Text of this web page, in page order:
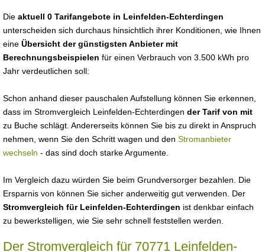
Die aktuell 0 Tarifangebote in Leinfelden-Echterdingen
unterscheiden sich durchaus hinsichtlich ihrer Konditionen, wie Ihnen
eine Übersicht der günstigsten Anbieter mit
Berechnungsbeispielen für einen Verbrauch von 3.500 kWh pro
Jahr verdeutlichen soll:
Schon anhand dieser pauschalen Aufstellung können Sie erkennen,
dass im Stromvergleich Leinfelden-Echterdingen der Tarif von mit
zu Buche schlägt. Andererseits können Sie bis zu direkt in Anspruch
nehmen, wenn Sie den Schritt wagen und den Stromanbieter
wechseln - das sind doch starke Argumente.
Im Vergleich dazu würden Sie beim Grundversorger bezahlen. Die
Ersparnis von können Sie sicher anderweitig gut verwenden. Der
Stromvergleich für Leinfelden-Echterdingen ist denkbar einfach
zu bewerkstelligen, wie Sie sehr schnell feststellen werden.
Der Stromvergleich für 70771 Leinfelden-